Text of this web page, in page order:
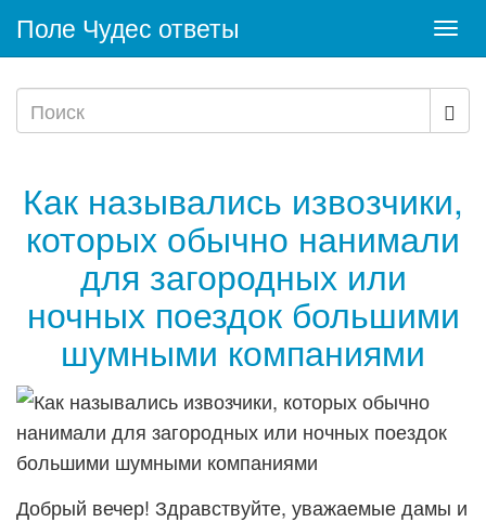
Поле Чудес ответы
Как назывались извозчики,
которых обычно нанимали
для загородных или
ночных поездок большими
шумными компаниями
Добрый вечер! Здравствуйте, уважаемые дамы и